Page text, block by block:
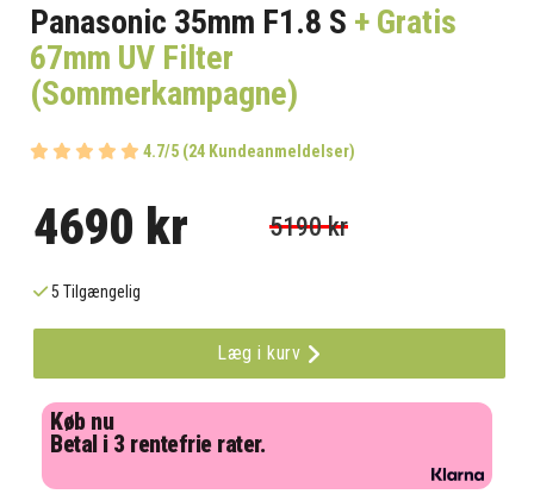
Panasonic 35mm F1.8 S + Gratis
67mm UV Filter
(Sommerkampagne)
4.7/5 (24 Kundeanmeldelser)
4690 kr 5190 kr
5 Tilgængelig
Læg i kurv
Køb nu
Betal i 3 rentefrie rater.